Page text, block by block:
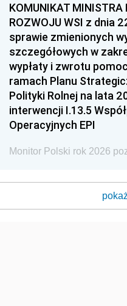
KOMUNIKAT MINISTRA
ROZWOJU WSI z dnia
sprawie zmienionych
szczegółowych w
wypłaty i zwrotu
ramach Planu
Polityki Rolnej na lata
interwencji I.13.5
Operacyjnych EPI
Monitor Polski rok 2026